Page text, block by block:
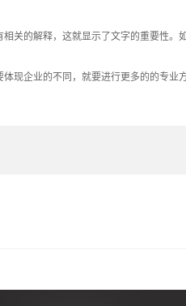
的解释，这就显示了文字的重要性。
企业的不同，就要进行更多的的专业